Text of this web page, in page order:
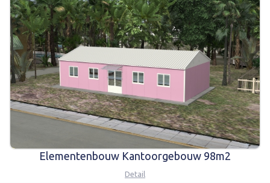
Elementenbouw Kantoorgebouw 98m2
Detail